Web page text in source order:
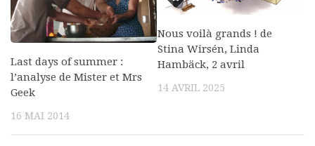
Last days of summer :
l’analyse de Mister et Mrs
Geek
16 MAI 2014
Nous voilà grands ! de
Stina Wirsén, Linda
Hambäck, 2 avril
14 AVRIL 2025